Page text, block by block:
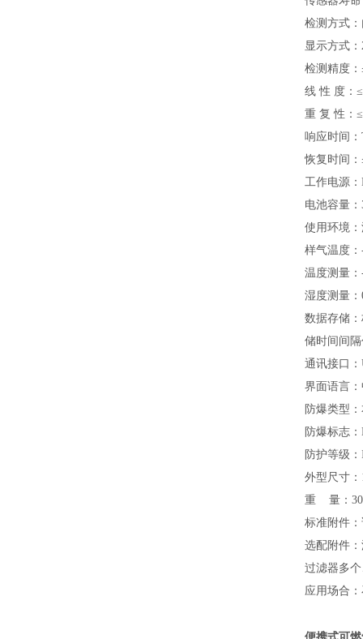
检测方式
显示方式
检测精度
线 性 度：
重 复 性：
响应时间
恢复时间
工作电源
电池容量
使用环境
样气温度
温度测量
湿度测量
数据存储
储时间间
通讯接口
界面语言
防爆类型
防爆标志
防护等级
外型尺寸
重 量：
标准附件
选配附件
过滤器多
应用场合